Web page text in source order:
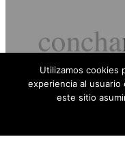
Utilizamos cookies
experiencia al
este sitio